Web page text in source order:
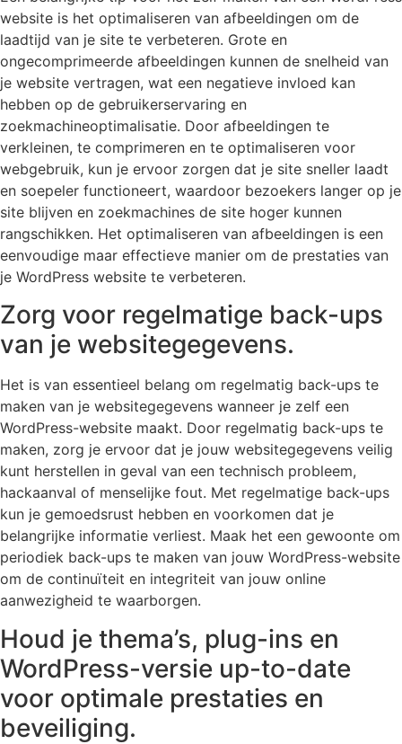
website is het optimaliseren van afbeeldingen om de
laadtijd van je site te verbeteren. Grote en
ongecomprimeerde afbeeldingen kunnen de snelheid van
je website vertragen, wat een negatieve invloed kan
hebben op de gebruikerservaring en
zoekmachineoptimalisatie. Door afbeeldingen te
verkleinen, te comprimeren en te optimaliseren voor
webgebruik, kun je ervoor zorgen dat je site sneller laadt
en soepeler functioneert, waardoor bezoekers langer op je
site blijven en zoekmachines de site hoger kunnen
rangschikken. Het optimaliseren van afbeeldingen is een
eenvoudige maar effectieve manier om de prestaties van
je WordPress website te verbeteren.
Zorg voor regelmatige back-ups
van je websitegegevens.
Het is van essentieel belang om regelmatig back-ups te
maken van je websitegegevens wanneer je zelf een
WordPress-website maakt. Door regelmatig back-ups te
maken, zorg je ervoor dat je jouw websitegegevens veilig
kunt herstellen in geval van een technisch probleem,
hackaanval of menselijke fout. Met regelmatige back-ups
kun je gemoedsrust hebben en voorkomen dat je
belangrijke informatie verliest. Maak het een gewoonte om
periodiek back-ups te maken van jouw WordPress-website
om de continuïteit en integriteit van jouw online
aanwezigheid te waarborgen.
Houd je thema’s, plug-ins en
WordPress-versie up-to-date
voor optimale prestaties en
beveiliging.